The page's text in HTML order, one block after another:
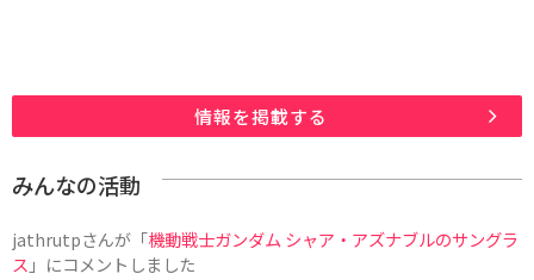
情報を掲載する
みんなの活動
jathrutpさんが「機動戦士ガンダム シャア・アズナブルのサングラ
ス 」にコメントしました